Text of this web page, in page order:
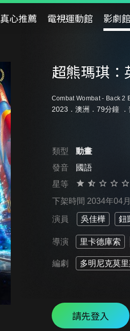
真心推薦 電視運動館 影劇
超熊瑪琪
Combat Wombat - Back 2
2023．澳洲．79分鐘 ．
類型
動畫
發音
國語
星等
下架時間 2034年04
演員 吳佳樺 鈕
導演 里卡德庫索
編劇 多明尼克莫
請先登入